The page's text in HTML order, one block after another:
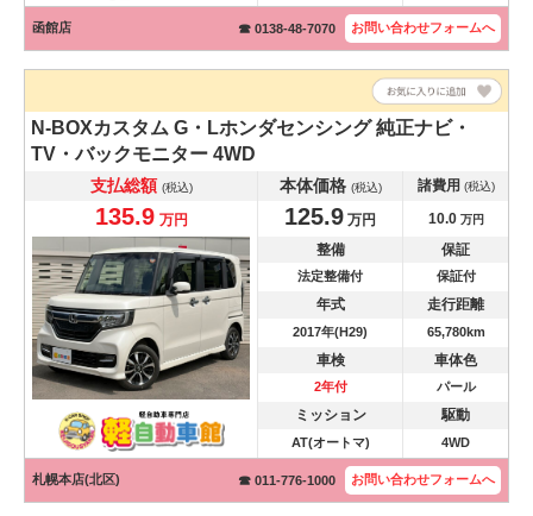
函館店 ☎ 0138-48-7070 お問い合わせフォームへ
N-BOXカスタム G・Lホンダセンシング 純正ナビ・
TV・バックモニター 4WD
支払総額 (税込) 本体価格 (税込) 諸費用 (税込)
135.9 万円 125.9 万円 10.0万円
整備 保証
法定整備付 保証付
年式 走行距離
2017年(H29) 65,780km
車検 車体色
2年付 パール
ミッション 駆動
AT(オートマ) 4WD
札幌本店(北区) ☎ 011-776-1000 お問い合わせフォームへ